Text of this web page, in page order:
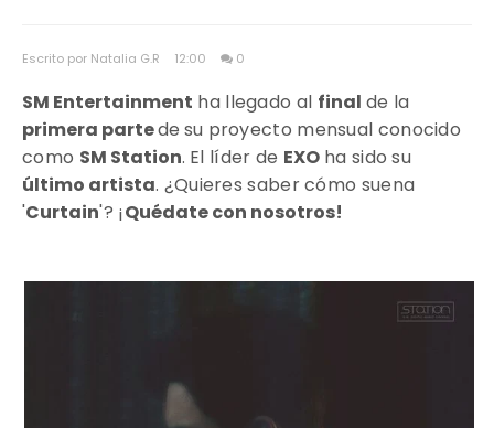
Escrito por Natalia G.R 12:00 0
SM Entertainment ha llegado al final de la
primera partede su proyecto mensual conocido
como SM Station. El líder de EXOha sido su
último artista. ¿Quieres saber cómo suena
'Curtain'? ¡Quédate con nosotros!